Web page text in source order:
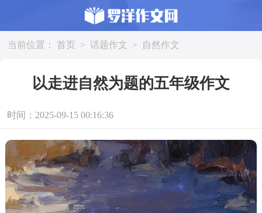
当前位置： 首页 > 话题作文 > 自然作文
以走进自然为题的五年级作文
时间：2025-09-15 00:16:36